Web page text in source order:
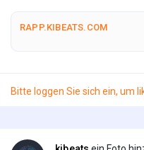
RAPP.KIBEATS.COM
Bitte loggen Sie sich ein, um